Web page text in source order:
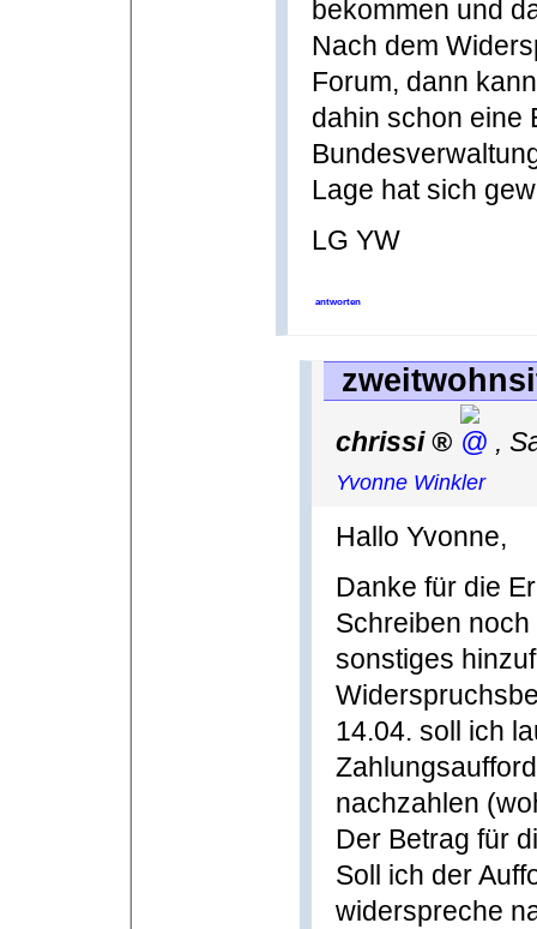
bekommen und
Nach dem
Forum, dann
dahin schon eine
Lage hat sich
LG YW
antworten
chrissi ,
Yvonne Winkler
Hallo Yvonne,
Danke für die
Schreiben
sonstiges
14.04. soll ich
nachzahlen
Der Betrag für
Soll ich der
widerspreche